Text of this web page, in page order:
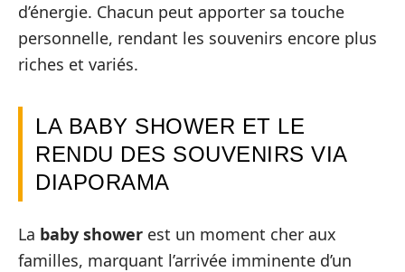
d’énergie. Chacun peut apporter sa touche
personnelle, rendant les souvenirs encore plus
riches et variés.
LA BABY SHOWER ET LE
RENDU DES SOUVENIRS VIA
DIAPORAMA
La baby shower est un moment cher aux
familles, marquant l’arrivée imminente d’un